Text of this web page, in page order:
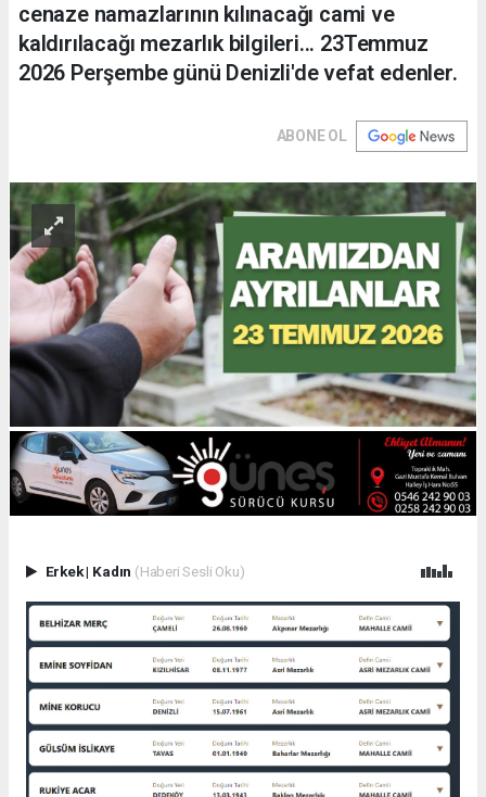
cenaze namazlarının kılınacağı cami ve
kaldırılacağı mezarlık bilgileri... 23Temmuz
2026 Perşembe günü Denizli'de vefat edenler.
ABONE OL
Erkek| Kadın (Haberi Sesli Oku)